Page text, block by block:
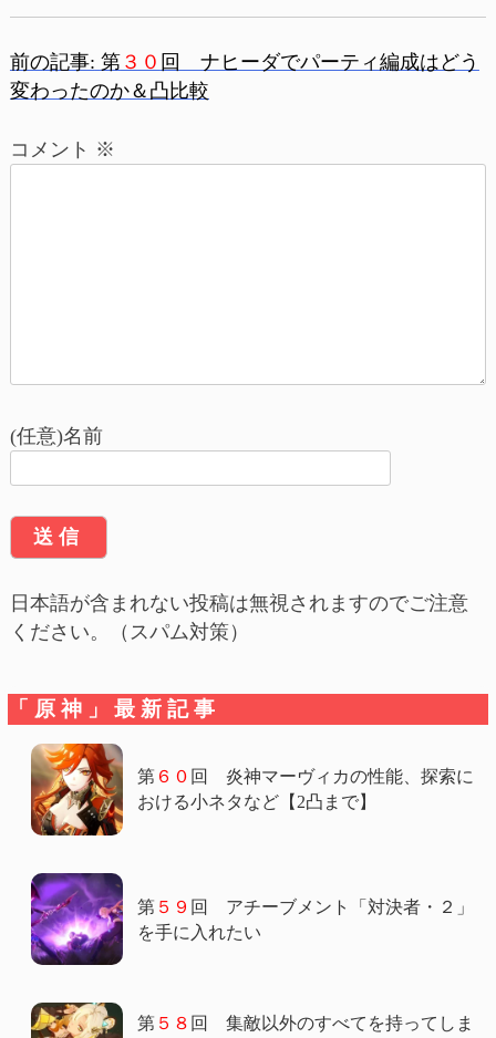
投
ン
前の記事: 第３０ 回 ナヒーダでパーティ編成はどう
変わったのか＆凸比較
コメント ※
(任意)名前
日本語が含まれない投稿は無視されますのでご注意
ください。（スパム対策）
「原神」最新記事
第６０ 回 炎神マーヴィカの性能、探索に
おける小ネタなど【2凸まで】
第５９ 回 アチーブメント「対決者・２」
を手に入れたい
第５８ 回 集敵以外のすべてを持ってしま